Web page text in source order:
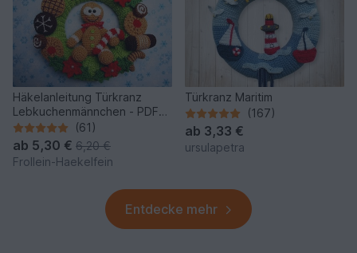
Häkelanleitung Türkranz
Lebkuchenmännchen - PDF
Datei
(61)
ab 5,30 € 6,20 €
Frollein-Haekelfein
Türkranz Maritim
(167)
ab 3,33 €
ursulapetra
Entdecke mehr